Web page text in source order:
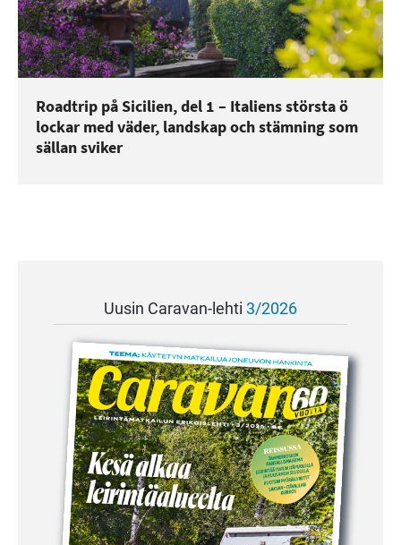
Roadtrip på Sicilien, del 1 – Italiens största ö
lockar med väder, landskap och stämning som
sällan sviker
Uusin Caravan-lehti 3/2026